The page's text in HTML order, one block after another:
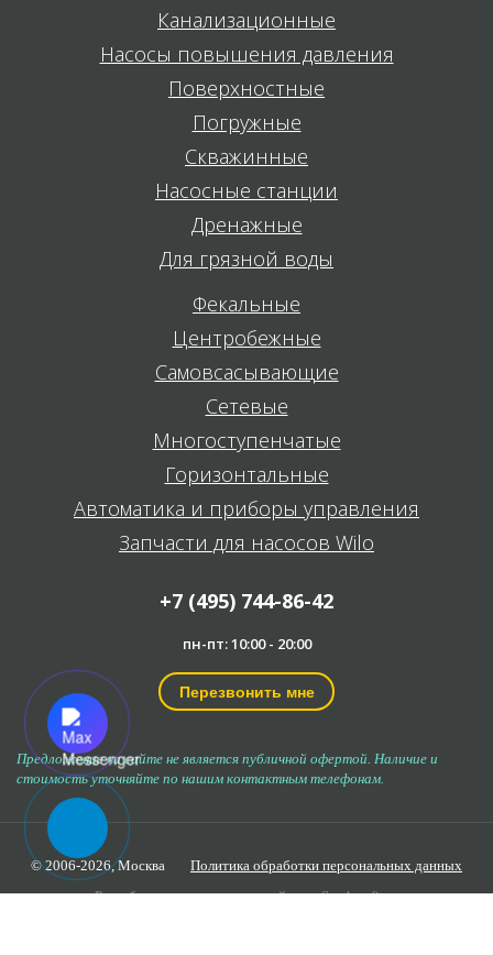
Канализационные
Насосы повышения давления
Поверхностные
Погружные
Скважинные
Насосные станции
Дренажные
Для грязной воды
Фекальные
Центробежные
Самовсасывающие
Сетевые
Многоступенчатые
Горизонтальные
Автоматика и приборы управления
Запчасти для насосов Wilo
+7 (495) 744-86-42
пн-пт: 10:00 - 20:00
Перезвонить мне
Предложение на сайте не является публичной офертой. Наличие и
стоимость уточняйте по нашим контактным телефонам.
© 2006-2026,Москва
Политика обработки персональных данных
Разработка и продвижение сайта — Seo4profit.ru